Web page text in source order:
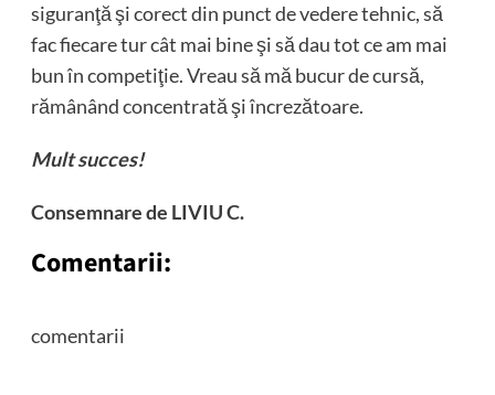
siguranţă şi corect din punct de vedere tehnic, să
fac fiecare tur cât mai bine şi să dau tot ce am mai
bun în competiţie. Vreau să mă bucur de cursă,
rămânând concentrată şi încrezătoare.
Mult succes!
Consemnare de LIVIU C.
Comentarii:
comentarii